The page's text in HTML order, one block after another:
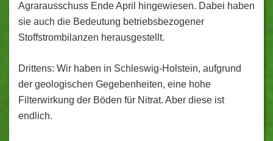
Agrarausschuss Ende April hingewiesen. Dabei haben
sie auch die Bedeutung betriebsbezogener
Stoffstrombilanzen herausgestellt.
Drittens: Wir haben in Schleswig-Holstein, aufgrund
der geologischen Gegebenheiten, eine hohe
Filterwirkung der Böden für Nitrat. Aber diese ist
endlich.